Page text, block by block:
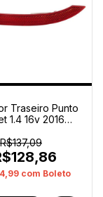
Traseiro Punto
1.4 16v 2016
Vermelho
R$137,09
com Boleto